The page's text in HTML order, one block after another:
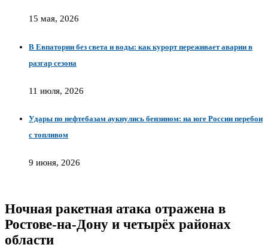
15 мая, 2026
В Евпатории без света и воды: как курорт переживает аварии в
разгар сезона
11 июля, 2026
Удары по нефтебазам аукнулись бензином: на юге России перебои
с топливом
9 июня, 2026
Ночная ракетная атака отражена в
Ростове-на-Дону и четырёх районах
области